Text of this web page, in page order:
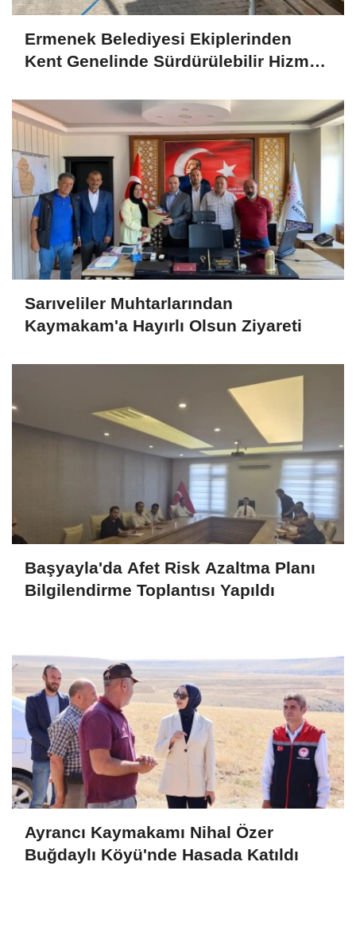
Ermenek Belediyesi Ekiplerinden
Kent Genelinde Sürdürülebilir Hizmet
Sarıveliler Muhtarlarından
Kaymakam'a Hayırlı Olsun Ziyareti
Başyayla'da Afet Risk Azaltma Planı
Bilgilendirme Toplantısı Yapıldı
Ayrancı Kaymakamı Nihal Özer
Buğdaylı Köyü'nde Hasada Katıldı